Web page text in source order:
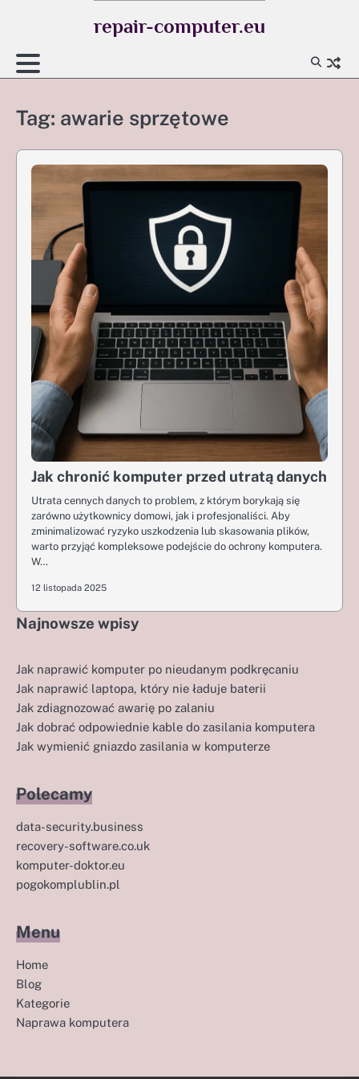
repair-computer.eu
Tag: awarie sprzętowe
Jak chronić komputer przed utratą danych
Utrata cennych danych to problem, z którym borykają się
zarówno użytkownicy domowi, jak i profesjonaliści. Aby
zminimalizować ryzyko uszkodzenia lub skasowania plików,
warto przyjąć kompleksowe podejście do ochrony komputera.
W…
12 listopada 2025
Najnowsze wpisy
Jak naprawić komputer po nieudanym podkręcaniu
Jak naprawić laptopa, który nie ładuje baterii
Jak zdiagnozować awarię po zalaniu
Jak dobrać odpowiednie kable do zasilania komputera
Jak wymienić gniazdo zasilania w komputerze
Polecamy
data-security.business
recovery-software.co.uk
komputer-doktor.eu
pogokomplublin.pl
Menu
Home
Blog
Kategorie
Naprawa komputera